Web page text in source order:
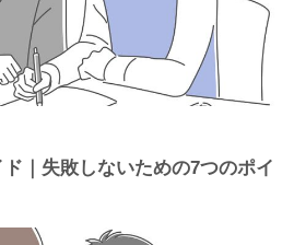
｜失敗しないための7つのポイ